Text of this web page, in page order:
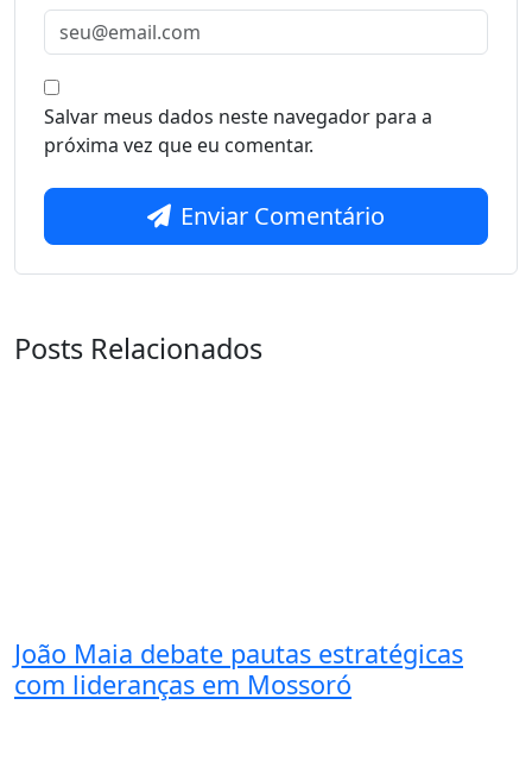
Salvar meus dados neste navegador para a
próxima vez que eu comentar.
Enviar Comentário
Posts Relacionados
João Maia debate pautas estratégicas
com lideranças em Mossoró